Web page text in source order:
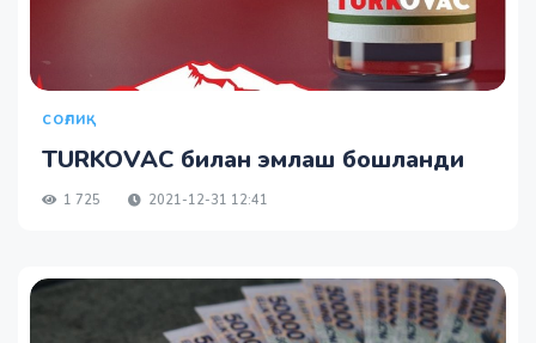
СОҒЛИҚ
TURKOVAC билан эмлаш бошланди
1 725 2021-12-31 12:41